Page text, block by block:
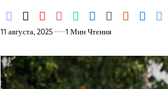
11 августа, 2025 1 Мин Чтения